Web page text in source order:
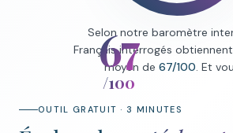
OUTIL GRATUIT · 3 MINUTES
67
/100
Selon notre baromètre
Français interrogés
moyen de 67/100. Et